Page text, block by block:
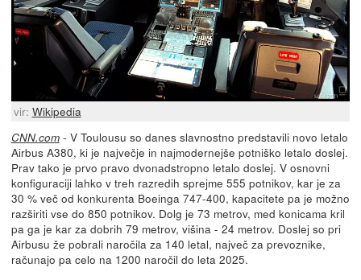
vir: Wikipedia
CNN.com- V Toulousu so danes slavnostno predstavili novo letalo
Airbus A380, ki je največje in najmodernejše potniško letalo doslej.
Prav tako je prvo pravo dvonadstropno letalo doslej. V osnovni
konfiguraciji lahko v treh razredih sprejme 555 potnikov, kar je za
30 % več od konkurenta Boeinga 747-400, kapacitete pa je možno
razširiti vse do 850 potnikov. Dolg je 73 metrov, med konicama kril
pa ga je kar za dobrih 79 metrov, višina - 24 metrov. Doslej so pri
Airbusu že pobrali naročila za 140 letal, največ za prevoznike,
računajo pa celo na 1200 naročil do leta 2025.